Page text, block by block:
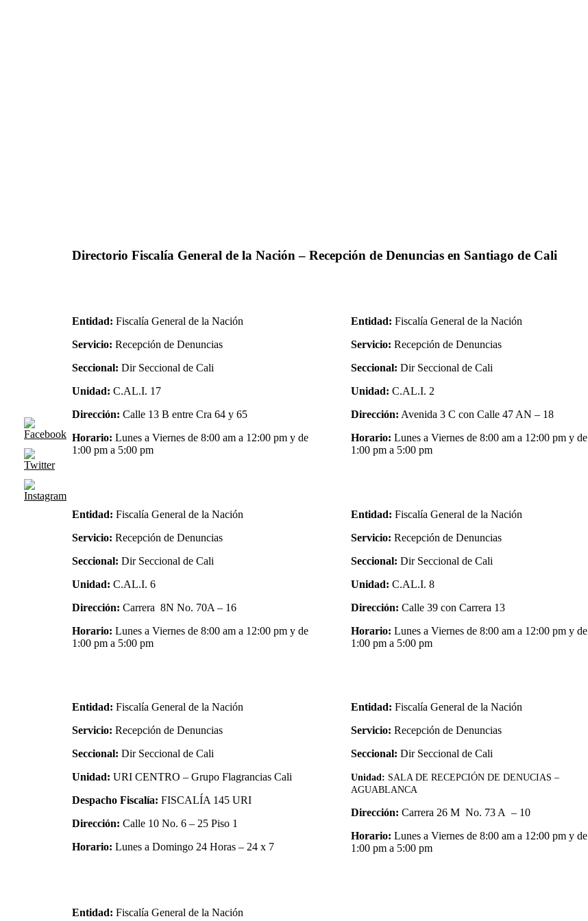
Directorio Fiscalía General de la Nación – Recepción de Denuncias en Santiago de Cali
Entidad: Fiscalía General de la Nación
Servicio: Recepción de Denuncias
Seccional: Dir Seccional de Cali
Unidad: C.AL.I. 17
Dirección: Calle 13 B entre Cra 64 y 65
Horario: Lunes a Viernes de 8:00 am a 12:00 pm y de
1:00 pm a 5:00 pm
Entidad: Fiscalía General de la Nación
Servicio: Recepción de Denuncias
Seccional: Dir Seccional de Cali
Unidad: C.AL.I. 2
Dirección: Avenida 3 C con Calle 47 AN – 18
Horario: Lunes a Viernes de 8:00 am a 12:00 pm y de
1:00 pm a 5:00 pm
Entidad: Fiscalía General de la Nación
Servicio: Recepción de Denuncias
Seccional: Dir Seccional de Cali
Unidad: C.AL.I. 6
Dirección: Carrera 8N No. 70A – 16
Horario: Lunes a Viernes de 8:00 am a 12:00 pm y de
1:00 pm a 5:00 pm
Entidad: Fiscalía General de la Nación
Servicio: Recepción de Denuncias
Seccional: Dir Seccional de Cali
Unidad: C.AL.I. 8
Dirección: Calle 39 con Carrera 13
Horario: Lunes a Viernes de 8:00 am a 12:00 pm y de
1:00 pm a 5:00 pm
Entidad: Fiscalía General de la Nación
Servicio: Recepción de Denuncias
Seccional: Dir Seccional de Cali
Unidad: URI CENTRO – Grupo Flagrancias Cali
Despacho Fiscalía: FISCALÍA 145 URI
Dirección: Calle 10 No. 6 – 25 Piso 1
Horario: Lunes a Domingo 24 Horas – 24 x 7
Entidad: Fiscalía General de la Nación
Servicio: Recepción de Denuncias
Seccional: Dir Seccional de Cali
Unidad: SALA DE RECEPCIÓN DE DENUCIAS –
AGUABLANCA
Dirección: Carrera 26 M No. 73 A – 10
Horario: Lunes a Viernes de 8:00 am a 12:00 pm y de
1:00 pm a 5:00 pm
Entidad: Fiscalía General de la Nación